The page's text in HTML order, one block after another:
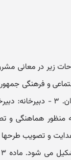
شورای برنامه ریزی و
تخصصی ماده ۲ - به
هدایت و تصویب